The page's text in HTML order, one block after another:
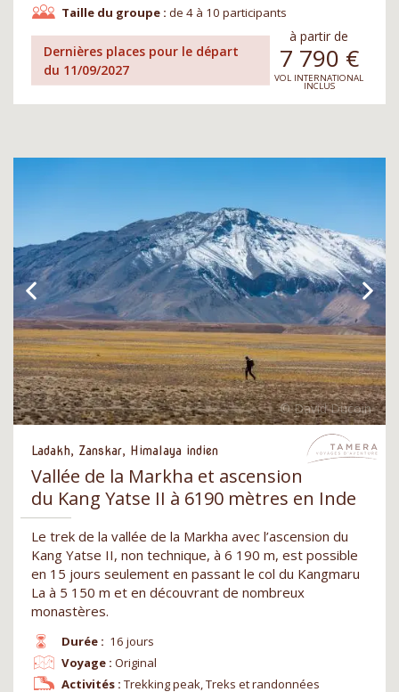
Taille du groupe : de 4 à 10 participants
Dernières places pour le départ
du 11/09/2027
à partir de
7 790 €
VOL INTERNATIONAL
INCLUS
Ladakh, Zanskar, Himalaya indien
Vallée de la Markha et ascension
du Kang Yatse II à 6190 mètres en Inde
Le trek de la vallée de la Markha avec l’ascension du
Kang Yatse II, non technique, à 6 190 m, est possible
en 15 jours seulement en passant le col du Kangmaru
La à 5 150 m et en découvrant de nombreux
monastères.
Durée : 16 jours
Voyage : Original
Activités : Trekking peak, Treks et randonnées